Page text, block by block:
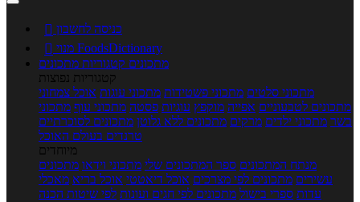
 כניסה לחשבון

מנוי FoodsDictionary
מתכונים קטגוריות מתכונים
קטגוריות נפוצות
מתכוני סלטים מתכוני פשטידות מתכוני עוגות אוכל צמחוני
מתכונים לטבעוניים אפייה מוקפץ עוגיות פסטה מתכוני עוף מתכוני
בשר מתכוני ילדים מרקים מתכונים ללא גלוטן מתכונים לסוכרתיים
טרנדים בעולם האוכל
מיוחדים
מנתח המתכונים ספר המתכונים שלי מתכוני וידאו מתכונים
עשירים מתכונים לפי מצרכים אוכל דיאטטי אוכל בריא מאכלי
עדות ספרי בישול מתכונים לפי חגים ועונות לפי שיטות הכנה